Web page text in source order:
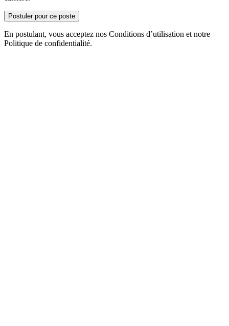
Postuler pour ce poste
En postulant, vous acceptez nos Conditions d’utilisation et notre
Politique de confidentialité.